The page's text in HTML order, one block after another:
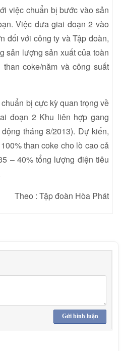
việc chuẩn bị bước vào sản
Việc đưa giai đoạn 2 vào
đối với công ty và Tập đoàn,
sản lượng sản xuất của toàn
coke/năm và công suất
bị cực kỳ quan trọng về
đoạn 2 Khu liên hợp gang
tháng 8/2013). Dự kiến,
than coke cho lò cao cả
– 40% tổng lượng điện tiêu
Theo : Tập đoàn Hòa Phát
Gửi bình luận